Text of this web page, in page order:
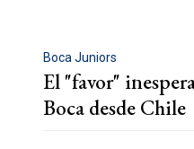
Boca Juniors
El "favor"
Boca desde Chile